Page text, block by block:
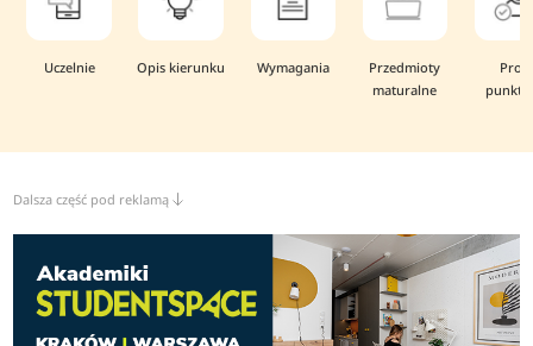
Uczelnie Opis kierunku Wymagania
Przedmioty
maturalne
Dalsza część pod reklamą